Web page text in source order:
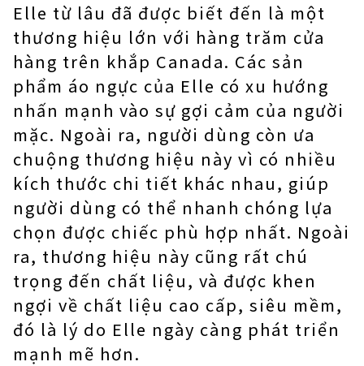
Elle từ lâu đã được biết đến là một
thương hiệu lớn với hàng trăm cửa
hàng trên khắp Canada. Các sản
phẩm áo ngực của Elle có xu hướng
nhấn mạnh vào sự gợi cảm của người
mặc. Ngoài ra, người dùng còn ưa
chuộng thương hiệu này vì có nhiều
kích thước chi tiết khác nhau, giúp
người dùng có thể nhanh chóng lựa
chọn được chiếc phù hợp nhất. Ngoài
ra, thương hiệu này cũng rất chú
trọng đến chất liệu, và được khen
ngợi về chất liệu cao cấp, siêu mềm,
đó là lý do Elle ngày càng phát triển
mạnh mẽ hơn.